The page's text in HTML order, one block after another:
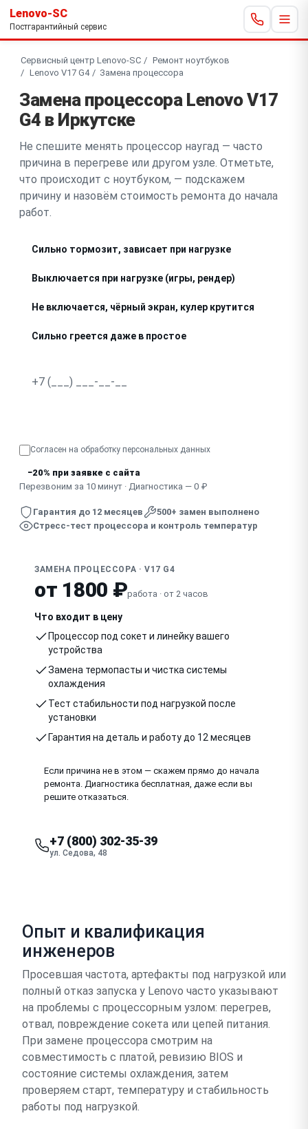
Lenovo-SC
Постгарантийный сервис
Сервисный центр Lenovo-SC
Ремонт ноутбуков
Lenovo V17 G4
Замена процессора
Замена процессора Lenovo V17
G4 в Иркутске
Не спешите менять процессор наугад — часто
причина в перегреве или другом узле. Отметьте,
что происходит с ноутбуком, — подскажем
причину и назовём стоимость ремонта до начала
работ.
Сильно тормозит, зависает при нагрузке
Выключается при нагрузке (игры, рендер)
Не включается, чёрный экран, кулер крутится
Сильно греется даже в простое
Согласен на обработку персональных данных
−20% при заявке с сайта
Перезвоним за 10 минут · Диагностика — 0 ₽
Гарантия до 12 месяцев
500+ замен выполнено
Стресс-тест процессора и контроль температур
ЗАМЕНА ПРОЦЕССОРА · V17 G4
от 1800 ₽работа · от 2 часов
Что входит в цену
Процессор под сокет и линейку вашего
устройства
Замена термопасты и чистка системы
охлаждения
Тест стабильности под нагрузкой после
установки
Гарантия на деталь и работу до 12 месяцев
Если причина не в этом — скажем прямо до начала
ремонта. Диагностика бесплатная, даже если вы
решите отказаться.
+7 (800) 302-35-39
ул. Седова, 48
Опыт и квалификация
инженеров
Просевшая частота, артефакты под нагрузкой или
полный отказ запуска у Lenovo часто указывают
на проблемы с процессорным узлом: перегрев,
отвал, повреждение сокета или цепей питания.
При замене процессора смотрим на
совместимость с платой, ревизию BIOS и
состояние системы охлаждения, затем
проверяем старт, температуру и стабильность
работы под нагрузкой.